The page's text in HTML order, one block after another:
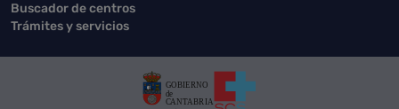
Buscador de centros
Trámites y servicios